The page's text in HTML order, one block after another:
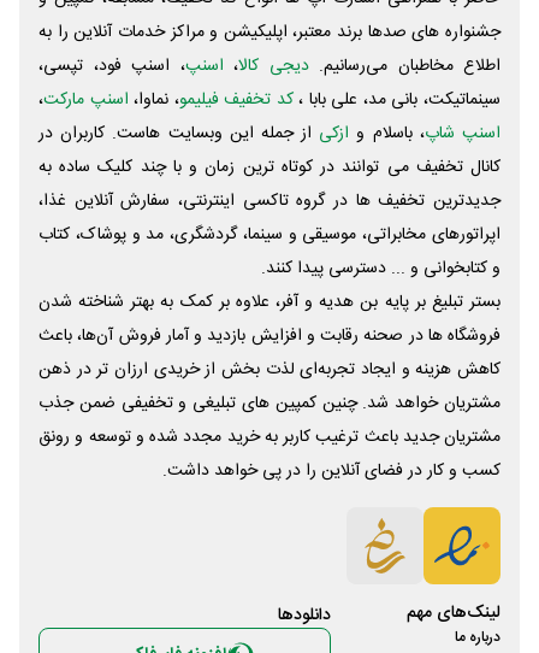
جشنواره های صدها برند معتبر، اپلیکیشن و مراکز خدمات آنلاین را به
اطلاع مخاطبان می‌رسانیم. دیجی کالا، اسنپ، اسنپ فود، تپسی،
سینماتیکت، بانی مد، علی‌ بابا ،کد تخفیف فیلیمو، نماوا، اسنپ مارکت،
اسنپ شاپ، باسلام و ازکی از جمله این وبسایت ‌هاست. کاربران در
کانال تخفیف می توانند در کوتاه ترین زمان و با چند کلیک ساده به
جدیدترین تخفیف ها در گروه تاکسی اینترنتی، سفارش آنلاین غذا،
اپراتورهای مخابراتی، موسیقی و سینما، گردشگری، مد و پوشاک، کتاب
و کتابخوانی و ... دسترسی پیدا کنند.
بستر تبلیغ بر پایه بن هدیه و آفر، علاوه بر کمک به بهتر شناخته شدن
فروشگاه ها در صحنه رقابت و افزایش بازدید و آمار فروش آن‌ها، باعث
کاهش هزینه و ایجاد تجربه‌ای لذت بخش از خریدی ارزان تر در ذهن
مشتریان خواهد شد. چنین کمپین های تبلیغی و تخفیفی ضمن جذب
مشتریان جدید باعث ترغیب کاربر به خرید مجدد شده و توسعه و رونق
کسب و کار در فضای آنلاین را در پی خواهد داشت.
لینک‌های مهم
درباره ما
دانلود‌ها